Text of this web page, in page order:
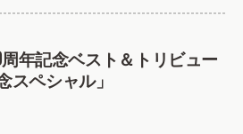
30周年記念ベスト＆トリビュー
スペシャル」